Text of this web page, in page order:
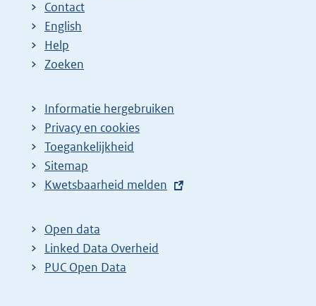
Contact
English
Help
Zoeken
Informatie hergebruiken
Privacy en cookies
Toegankelijkheid
Sitemap
E
t
e
r
Kwetsbaarheid melden
Open data
Linked Data Overheid
PUC Open Data